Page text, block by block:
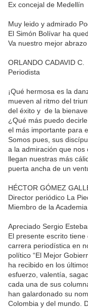
Ex concejal de Medellín
Muy leido y admirado
El Simón Bolívar ha
Va nuestro mejor abrazo
ORLANDO CADAVID C.
Periodista
¡Qué hermosa es la
mueven al ritmo del
del éxito y de la
¿Qué más puedo
el más importante para
Somos pues, sus
a la admiración que
llegan nuestras más
puerta ancha de un
HÉCTOR GÓMEZ
Director periódico La
Miembro de la
Apreciado Sergio
El presente escrito
carrera periodística en
político “El Mejor
ha recibido en los
esfuerzo, valentía,
cada una de sus
han galardonado su
Colombia y del mundo.